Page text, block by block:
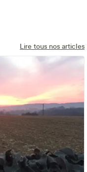
Lire tous nos articles